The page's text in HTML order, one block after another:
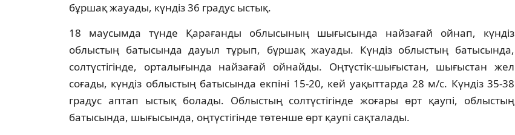
бұршақ жауады, күндіз 36 градус ыстық.
18 маусымда түнде Қарағанды облысының шығысында найзағай ойнап, күндіз
облыстың батысында дауыл тұрып, бұршақ жауады. Күндіз облыстың батысында,
солтүстігінде, орталығында найзағай ойнайды. Оңтүстік-шығыстан, шығыстан жел
соғады, күндіз облыстың батысында екпіні 15-20, кей уақыттарда 28 м/с. Күндіз 35-38
градус аптап ыстық болады. Облыстың солтүстігінде жоғары өрт қаупі, облыстың
батысында, шығысында, оңтүстігінде төтенше өрт қаупі сақталады.